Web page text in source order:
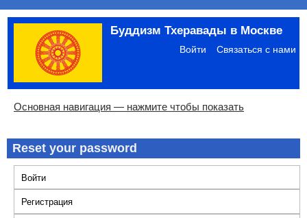
Перейти
основному
содержанию
Буддизм Тхеравады в Москве
Меню
учётной
записи
пользователя
Войти Связаться с нами
Основная
Основная навигация — нажмите чтобы показать
Главная
Община
Палийский канон
Язык пали
Материалы по темам
Современная литература
Блоги
Ссылки
Поиск
Reset your password
Главные
вкладки
Войти
Регистрация